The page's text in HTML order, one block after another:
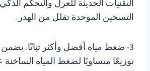
التقنيات الحديثة للعزل والتحكم
التسخين الموحدة تقلل من الهدر.
3- ضغط مياه أفضل وأكثر ثباتًا:
توزيعًا متساويًا لضغط المياه